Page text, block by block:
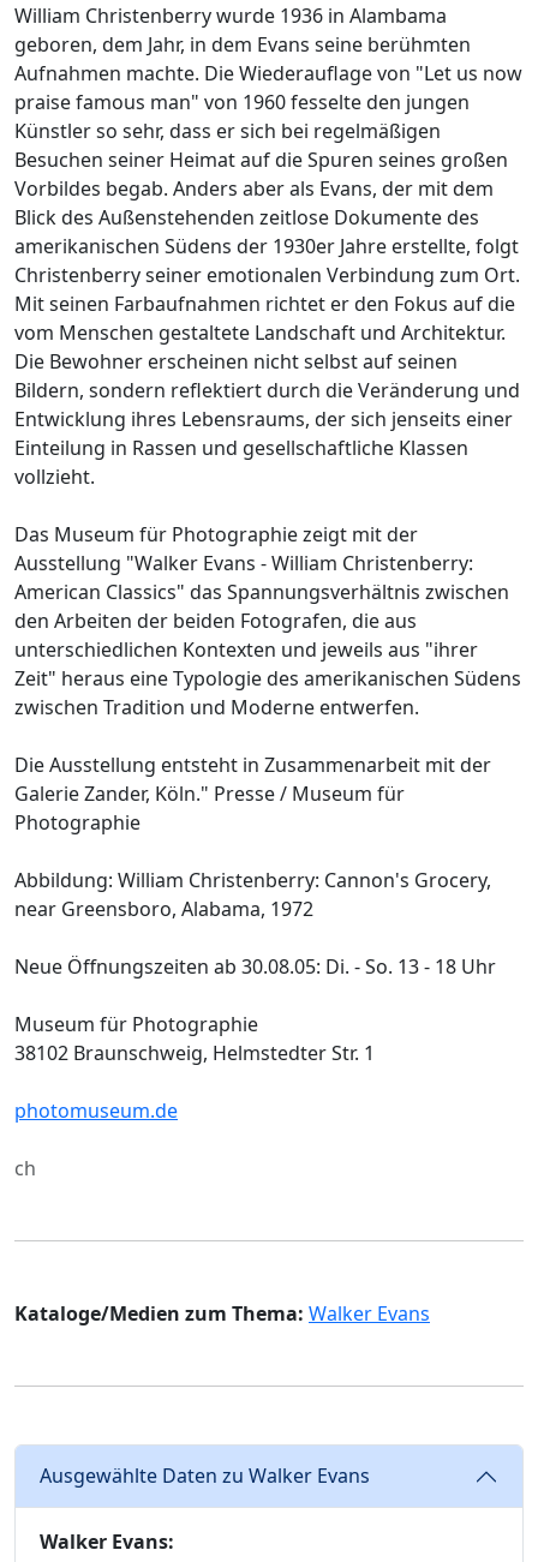
William Christenberry wurde 1936 in Alambama
geboren, dem Jahr, in dem Evans seine berühmten
Aufnahmen machte. Die Wiederauflage von "Let us now
praise famous man" von 1960 fesselte den jungen
Künstler so sehr, dass er sich bei regelmäßigen
Besuchen seiner Heimat auf die Spuren seines großen
Vorbildes begab. Anders aber als Evans, der mit dem
Blick des Außenstehenden zeitlose Dokumente des
amerikanischen Südens der 1930er Jahre erstellte, folgt
Christenberry seiner emotionalen Verbindung zum Ort.
Mit seinen Farbaufnahmen richtet er den Fokus auf die
vom Menschen gestaltete Landschaft und Architektur.
Die Bewohner erscheinen nicht selbst auf seinen
Bildern, sondern reflektiert durch die Veränderung und
Entwicklung ihres Lebensraums, der sich jenseits einer
Einteilung in Rassen und gesellschaftliche Klassen
vollzieht.
Das Museum für Photographie zeigt mit der
Ausstellung "Walker Evans - William Christenberry:
American Classics" das Spannungsverhältnis zwischen
den Arbeiten der beiden Fotografen, die aus
unterschiedlichen Kontexten und jeweils aus "ihrer
Zeit" heraus eine Typologie des amerikanischen Südens
zwischen Tradition und Moderne entwerfen.
Die Ausstellung entsteht in Zusammenarbeit mit der
Galerie Zander, Köln." Presse / Museum für
Photographie
Abbildung: William Christenberry: Cannon's Grocery,
near Greensboro, Alabama, 1972
Neue Öffnungszeiten ab 30.08.05: Di. - So. 13 - 18 Uhr
Museum für Photographie
38102 Braunschweig, Helmstedter Str. 1
photomuseum.de
ch
Kataloge/Medien zum Thema: Walker Evans
Ausgewählte Daten zu Walker Evans
Walker Evans: